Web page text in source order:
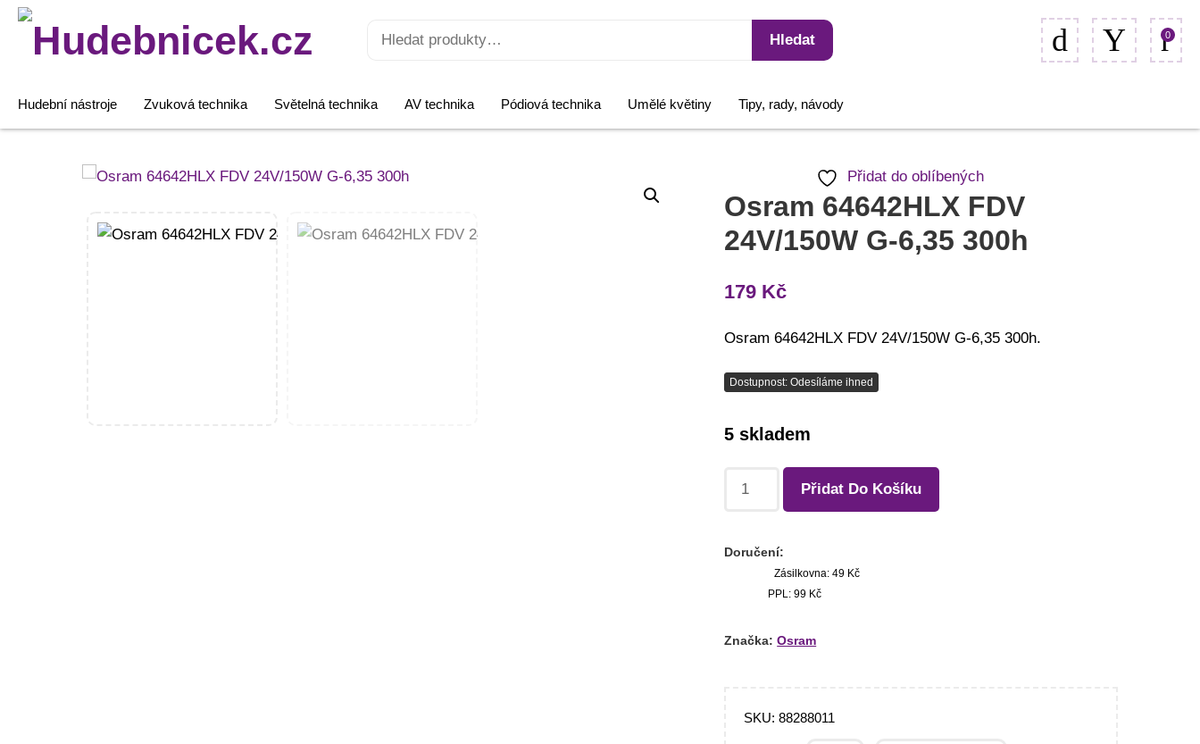
Hledat:
Hledat 0
Hudební nástroje Zvuková technika Světelná technika AV technika Pódiová technika Umělé květiny Tipy, rady, návody
Přidat do oblíbených
Osram 64642HLX FDV
24V/150W G-6,35 300h
179 Kč
Osram 64642HLX FDV 24V/150W G-6,35 300h.
Dostupnost: Odesíláme ihned
5 skladem
Osram
FDV
Přidat Do Košíku
Doručení:
Zásilkovna: 49 Kč
PPL: 99 Kč
Značka: Osram
SKU:88288011